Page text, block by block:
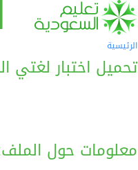
الرئيسية
تحميل اختبار لغتي
معلومات حول